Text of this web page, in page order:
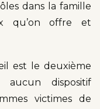
dans la famille
qu’on offre et
est le deuxième
dispositif
victimes de